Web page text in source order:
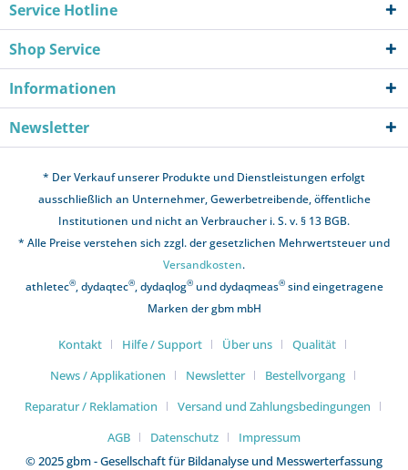
Service Hotline
Shop Service
Informationen
Newsletter
* Der Verkauf unserer Produkte und Dienstleistungen erfolgt
ausschließlich an Unternehmer, Gewerbetreibende, öffentliche
Institutionen und nicht an Verbraucher i. S. v. § 13 BGB.
* Alle Preise verstehen sich zzgl. der gesetzlichen Mehrwertsteuer und
Versandkosten.
athletec®, dydaqtec®, dydaqlog®und dydaqmeas®sind eingetragene
Marken der gbm mbH
Kontakt Hilfe / Support Über uns
Qualität
News / Applikationen
Newsletter
Bestellvorgang
Reparatur / Reklamation
Versand und Zahlungsbedingungen
AGB
Datenschutz
Impressum
© 2025 gbm - Gesellschaft für Bildanalyse und Messwerterfassung